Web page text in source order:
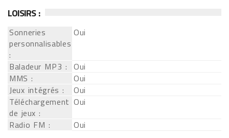
LOISIRS :
Sonneries
personnalisables
:
Oui
Baladeur MP3 : Oui
MMS :
Oui
Jeux intégrés :
Oui
Téléchargement
de jeux :
Oui
Radio FM :
Oui